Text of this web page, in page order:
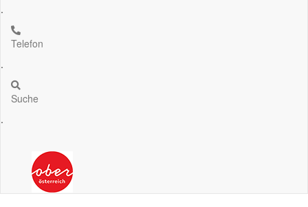
.
Telefon
.
Suche
.